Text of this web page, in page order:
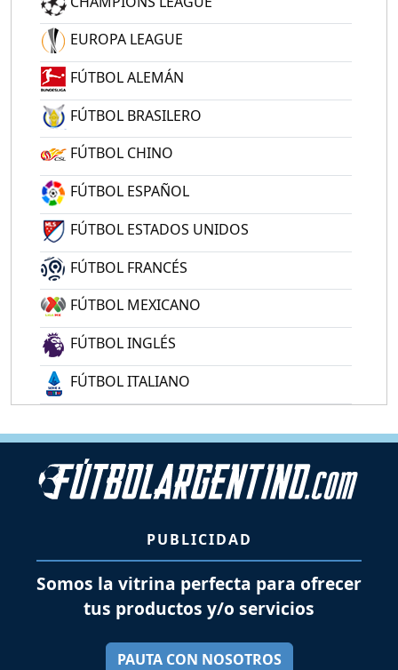
EUROPA LEAGUE
FÚTBOL ALEMÁN
FÚTBOL BRASILERO
FÚTBOL CHINO
FÚTBOL ESPAÑOL
FÚTBOL ESTADOS UNIDOS
FÚTBOL FRANCÉS
FÚTBOL MEXICANO
FÚTBOL INGLÉS
FÚTBOL ITALIANO
PUBLICIDAD
Somos la vitrina perfecta para ofrecer
tus productos y/o servicios
PAUTA CON NOSOTROS